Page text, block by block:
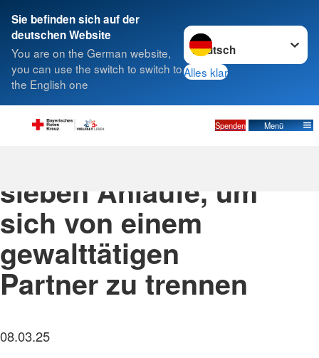
Sie befinden sich auf der
deutschen Website
You are on the German website,
you can use the switch to switch to
the English one
Sprache wechseln zu
Alles klar
Spenden Menü
Suche
sieben Anläufe, um
sich von einem
gewalttätigen
Partner zu trennen
08.03.25